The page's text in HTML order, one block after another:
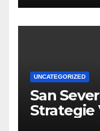
UNCATEGORIZED
San
Strategie